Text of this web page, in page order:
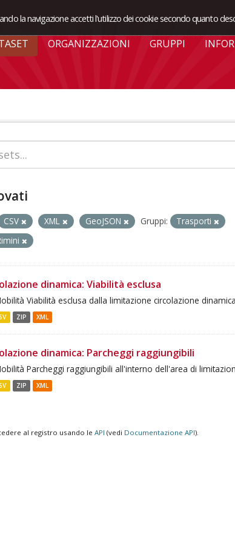
la navigazione accetti l'utilizzo dei cookie secondo quanto
ORGANIZZAZIONI GRUPPI
CSV XML GeoJSON Gruppi:
Trasporti
dinamica: Viabilità esclusa
Viabilità esclusa dalla limitazione circolazione
ZIP XML
dinamica: Parcheggi raggiungibili
Parcheggi raggiungibili all'interno dell'area di
ZIP XML
al registro usando le API (vedi Documentazione API).